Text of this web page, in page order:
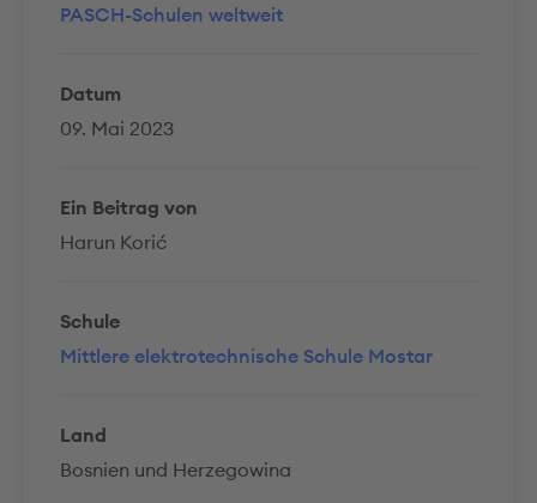
PASCH-Schulen weltweit
Datum
09. Mai 2023
Ein Beitrag von
Harun Korić
Schule
Mittlere elektrotechnische Schule Mostar
Land
Bosnien und Herzegowina